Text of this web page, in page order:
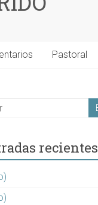
Pastoral
recientes